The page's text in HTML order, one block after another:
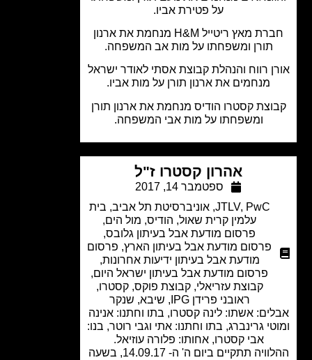
על פטירת אביו.
חברת מאץ ריטייל H&M מנחמת את ארנון
תורן ומשפחתו על מות אב המשפחה.
רווח והנהלת קבוצת אסתי לאודר ישראל
מנחמים את ארנון תורן על מות אביו.
קסטרו הודיס מנחמת את ארנון תורן
ומשפחתו על מות אבי המשפחה.
אהרון קסטרו ז"ל
ספטמבר 14, 2017
JTLV
, אוניברסיטת תל אביב,בית
עלמין קרית שאול,הודיס,מול הים ,
פרסום מודעת אבל בעיתון גלובס,
פרסום מודעת אבל בעיתון הארץ,פרסום
מודעת אבל בעיתון ידיעות אחרונות,
פרסום מודעת אבל בעיתון ישראל היום,
קבוצת עזריאלי ,קבוצת פוקס,קסטרו,
ראובני פרידן IPG
,שיבא, שנקר
אשתו: לינה קסטרו, בתו וחתנו: אנינה
גרינברג, בתו וחתנו: אתי וגבי רוטר, בנו:
אבי קסטרו, אחותו: פלורה עוזיאל.
ההלוויה תתקיים ביום ה' ה- 14.09.17, בשעה